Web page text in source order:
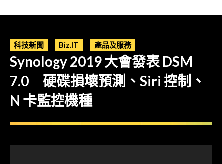
科技新聞 Biz.IT 產品及服務
Synology 2019 大會發表 DSM
7.0 硬碟損壞預測、Siri 控制、
N 卡監控機種